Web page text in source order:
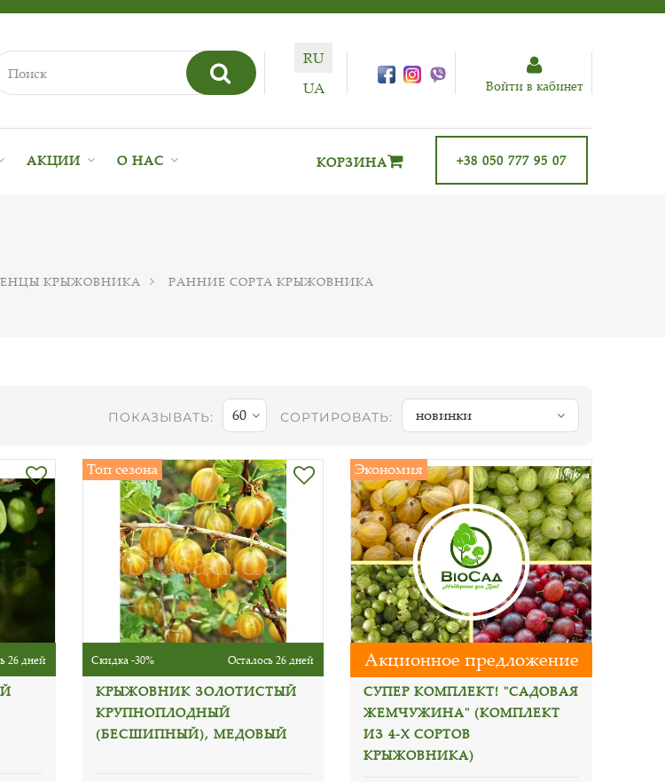
RU
UA
Войти в кабинет
АКЦИИ О НАС +38 050 777 95 07
КОРЗИНА
КРЫЖОВНИКА РАННИЕ СОРТА КРЫЖОВНИКА
ПОКАЗЫВАТЬ: 60 СОРТИРОВАТЬ: новинки
26 дней
Топ сезона
Скидка -30% Осталось 26 дней
КРЫЖОВНИК ЗОЛОТИСТЫЙ
КРУПНОПЛОДНЫЙ
(БЕСШИПНЫЙ), МЕДОВЫЙ
Экономия
Акционное предложение
СУПЕР КОМПЛЕКТ! "САДОВАЯ
ЖЕМЧУЖИНА" (КОМПЛЕКТ
ИЗ 4-Х СОРТОВ
КРЫЖОВНИКА)